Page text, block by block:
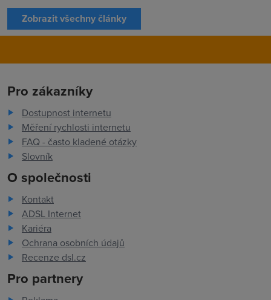
Zobrazit všechny články
Pro zákazníky
Dostupnost internetu
Měření rychlosti internetu
FAQ - často kladené otázky
Slovník
O společnosti
Kontakt
ADSL Internet
Kariéra
Ochrana osobních údajů
Recenze dsl.cz
Pro partnery